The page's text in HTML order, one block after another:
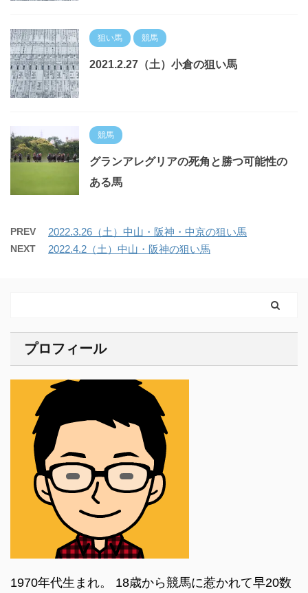
狙い馬 競馬
2021.2.27（土）小倉の狙い馬
競馬
グランアレグリアの死角と勝つ可能性の
ある馬
PREV 2022.3.26（土）中山・阪神・中京の狙い馬
NEXT 2022.4.2（土）中山・阪神の狙い馬
プロフィール
1970年代生まれ。 18歳から競馬に惹かれて早20数